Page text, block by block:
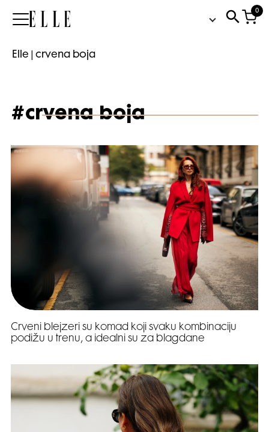
Elle
0
Elle crvena boja
#crvena boja
Crveni blejzeri su komad koji svaku kombinaciju
podižu u trenu, a idealni su za blagdane